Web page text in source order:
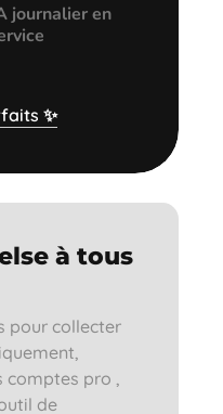
journalier en
✨
à tous
pour collecter
pro ,
de